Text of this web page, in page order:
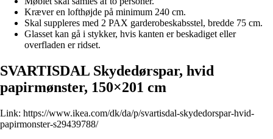
Kræver en lofthøjde på minimum 240 cm.
Skal suppleres med 2 PAX garderobeskabsstel, bredde 75 cm.
Glasset kan gå i stykker, hvis kanten er beskadiget eller
overfladen er ridset.
SVARTISDAL Skydedørspar, hvid
papirmønster, 150×201 cm
Link: https://www.ikea.com/dk/da/p/svartisdal-skydedorspar-hvid-
papirmonster-s29439788/